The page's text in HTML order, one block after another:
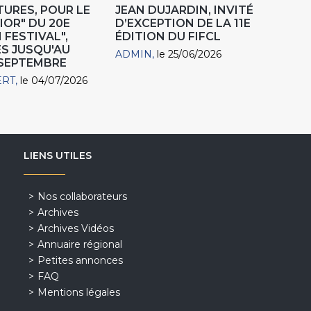
POUR LE
DU 20E
FESTIVAL",
JUSQU'AU
le 04/07/2026
JEAN DUJARDIN, INVITÉ
D’EXCEPTION DE LA 11E
ÉDITION DU FIFCL
ADMIN le 25/06/2026
LIENS UTILES
Nos collaborateurs
Archives
Archives Vidéos
Annuaire régional
Petites annonces
FAQ
Mentions légales